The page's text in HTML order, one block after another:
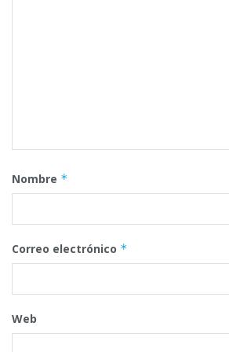
Nombre *
Correo electrónico *
Web